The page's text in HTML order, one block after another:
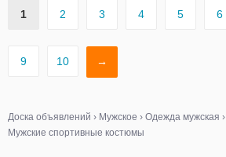
1 2 3 4 5 6
9 10 →
Доска объявлений › Мужское › Одежда мужская ›
Мужские спортивные костюмы